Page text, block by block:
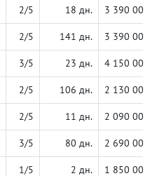
2/5 18 дн. 3 390 000
2/5 141 дн. 3 390 000
3/5 23 дн. 4 150 000
2/5 106 дн. 2 130 000
2/5 11 дн. 2 090 000
3/5 80 дн. 2 690 000
1/5 2 дн. 1 850 000